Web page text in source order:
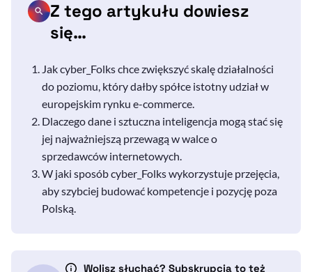
Z tego artykułu dowiesz
się…
Jakcyber_Folkschce zwiększyć skalę działalności
do poziomu, który dałby spółce istotny udział w
europejskim rynku e-commerce.
Dlaczego dane i sztuczna inteligencja mogą stać się
jej najważniejszą przewagą w walce o
sprzedawców internetowych.
W jaki sposóbcyber_Folks wykorzystuje przejęcia,
aby szybciej budować kompetencje i pozycję poza
Polską.